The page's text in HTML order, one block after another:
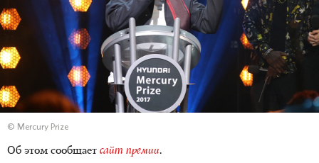
© Mercury Prize
Об этом сообщает сайт премии.